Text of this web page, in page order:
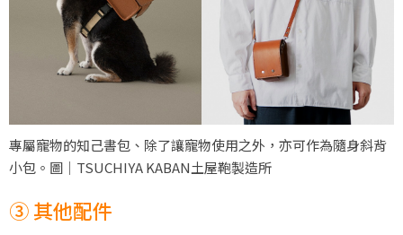
專屬寵物的知己書包、除了讓寵物使用之外，亦可作為隨身斜背
小包。圖｜TSUCHIYA KABAN土屋鞄製造所
③ 其他配件